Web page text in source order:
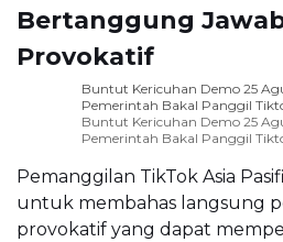
Bertanggung
Provokatif
Buntut Kericuhan Demo 25
Pemerintah Bakal Panggil
Buntut Kericuhan Demo 25
Pemerintah Bakal Panggil
Pemanggilan TikTok Asia
untuk membahas langsung
provokatif yang dapat